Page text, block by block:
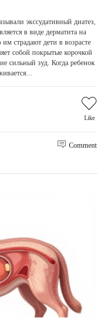
экссудативный диатез,
в виде дерматита на
страдают дети в возрасте
собой покрытые корочкой
сильный зуд. Когда ребенок
Like
Comment